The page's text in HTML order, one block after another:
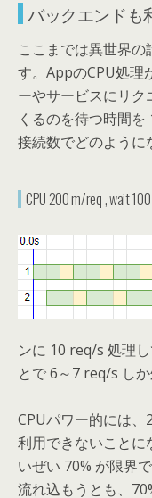
バックエンドも
ここまでは異世界の
す。AppのCPU処理
ーやサービスにリク
くるのを待つ時間
接続数でどのように
CPU 200 m/req , wait
ンに 10 req/s 処理
とで 6～7 req/s し
CPUパワー的には
利用できないことに
いぜい 70% が限界
流れ込もうとも、